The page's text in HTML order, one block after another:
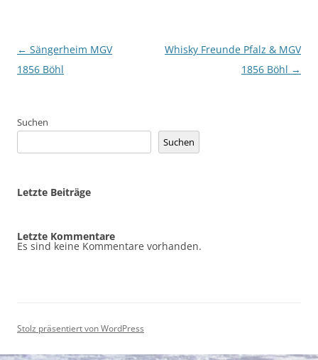
Beitragsnavigation
← Sängerheim MGV
1856 Böhl
Whisky Freunde Pfalz & MGV
1856 Böhl →
Suchen
Suchen
Letzte Beiträge
Letzte Kommentare
Es sind keine Kommentare vorhanden.
Stolz präsentiert von WordPress